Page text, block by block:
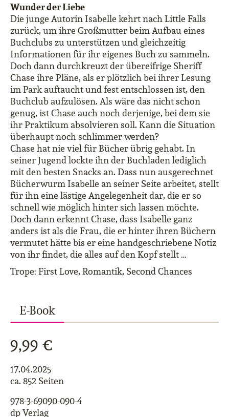
Wunder der Liebe
Die junge Autorin Isabelle kehrt nach Little Falls
zurück, um ihre Großmutter beim Aufbau eines
Buchclubs zu unterstützen und gleichzeitig
Informationen für ihr eigenes Buch zu sammeln.
Doch dann durchkreuzt der übereifrige Sheriff
Chase ihre Pläne, als er plötzlich bei ihrer Lesung
im Park auftaucht und fest entschlossen ist, den
Buchclub aufzulösen. Als wäre das nicht schon
genug, ist Chase auch noch derjenige, bei dem sie
ihr Praktikum absolvieren soll. Kann die Situation
überhaupt noch schlimmer werden?
Chase hat nie viel für Bücher übrig gehabt. In
seiner Jugend lockte ihn der Buchladen lediglich
mit den besten Snacks an. Dass nun ausgerechnet
Bücherwurm Isabelle an seiner Seite arbeitet, stellt
für ihn eine lästige Angelegenheit dar, die er so
schnell wie möglich hinter sich lassen möchte.
Doch dann erkennt Chase, dass Isabelle ganz
anders ist als die Frau, die er hinter ihren Büchern
vermutet hätte bis er eine handgeschriebene Notiz
von ihr findet, die alles auf den Kopf stellt …
Trope: First Love, Romantik, Second Chances
E-Book
9,99 €
17.04.2025
ca. 852 Seiten
978-3-69090-090-4
dp Verlag